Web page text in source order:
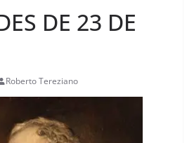
DE 23 DE
Roberto Tereziano